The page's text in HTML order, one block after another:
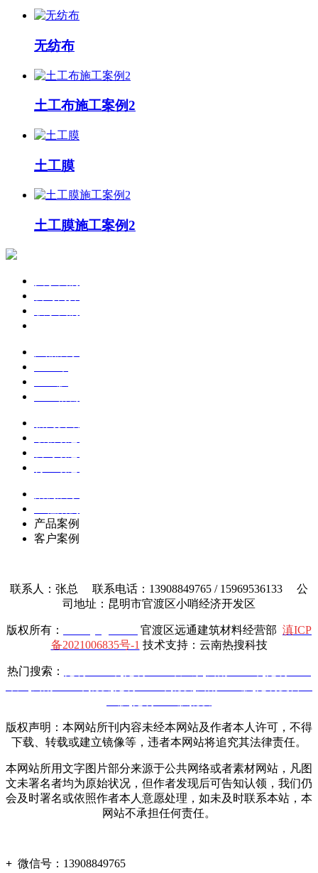
无纺布
土工布施工案例2
土工膜
土工膜施工案例2
产品案例
客户案例
联系人：张总 联系电话：13908849765 / 15969536133 公
司地址：昆明市官渡区小哨经济开发区
版权所有： 官渡区远通建筑材料经营部 滇ICP
备2021006835号-1 技术支持：云南热搜科技
热门搜索：
版权声明：本网站所刊内容未经本网站及作者本人许可，不得
下载、转载或建立镜像等，违者本网站将追究其法律责任。
本网站所用文字图片部分来源于公共网络或者素材网站，凡图
文未署名者均为原始状况，但作者发现后可告知认领，我们仍
会及时署名或依照作者本人意愿处理，如未及时联系本站，本
网站不承担任何责任。
+ 微信号： 13908849765